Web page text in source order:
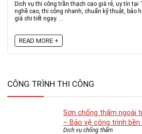
Dịch vụ thi công trần thạch cao giá rẻ, uy tín tại
nghề cao, thi công nhanh, chuẩn kỹ thuật, bảo
giá chi tiết ngay. ...
READ MORE +
CÔNG TRÌNH THI CÔNG
Sơn chống thấm ngoài
– Bảo vệ công trình
Dịch vụ chống thấm